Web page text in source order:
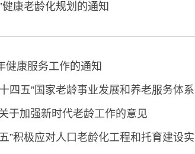
健康老龄化规划的通知
健康服务工作的通知
四五”国家老龄事业发展和养老服务体
于加强新时代老龄工作的意见
”积极应对人口老龄化工程和托育建设